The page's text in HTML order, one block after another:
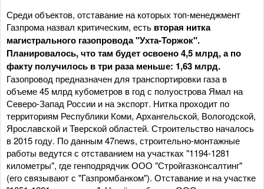
Среди объектов, отставание на которых топ-менеджмент
Газпрома назвал критическим, есть вторая нитка
магистрального газопровода "Ухта-Торжок".
Планировалось, что там будет освоено 4,5 млрд, а по
факту получилось в три раза меньше: 1,63 млрд.
Газопровод предназначен для транспортировки газа в
объеме 45 млрд кубометров в год с полуострова Ямал на
Северо-Запад России и на экспорт. Нитка проходит по
территориям Республики Коми, Архангельской, Вологодской,
Ярославской и Тверской областей. Строительство началось
в 2015 году. По данным 47news, строительно-монтажные
работы ведутся с отставанием на участках "1194-1281
километры", где генподрядчик ООО "Стройгазконсалтинг"
(его связывают с "Газпромбанком"). Отставание и на участке